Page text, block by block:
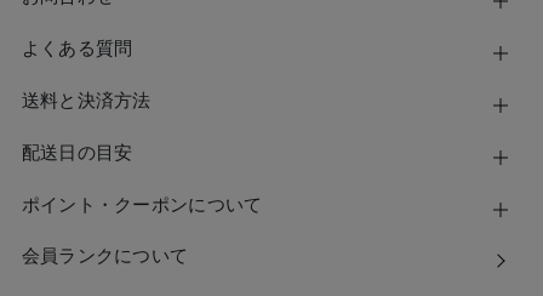
よくある質問
送料と決済方法
配送日の目安
ポイント・クーポンについて
会員ランクについて